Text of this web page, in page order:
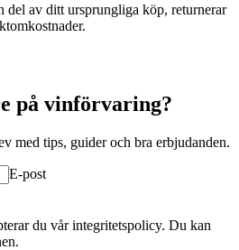
del av ditt ursprungliga köp, returnerar
på vinförvaring?
med tips, guider och bra erbjudanden.
E-post
du vår integritetspolicy. Du kan